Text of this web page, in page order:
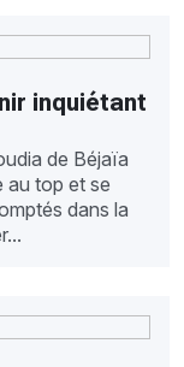
inquiétant
de Béjaïa
au top et se
dans la